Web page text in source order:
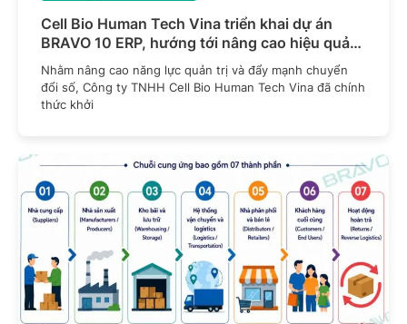
Cell Bio Human Tech Vina triển khai dự án
BRAVO 10 ERP, hướng tới nâng cao hiệu quả
quản trị doanh nghiệp
Nhằm nâng cao năng lực quản trị và đẩy mạnh chuyển
đổi số, Công ty TNHH Cell Bio Human Tech Vina đã chính
thức khởi